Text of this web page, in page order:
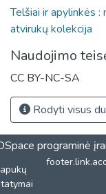
Telšiai ir apylinkės
atvirukų kolekcija
Naudojimo
CC BY-NC-SA
Rodyti visus
programinė